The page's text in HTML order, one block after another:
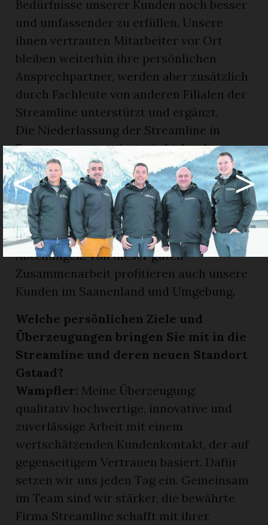
Bedürfnisse unserer Kunden noch besser
und umfassender zu erfüllen. Unsere
ihnen vertrauten Mitarbeiter vor Ort
bleiben weiterhin ihre persönlichen
Ansprechpartner, werden aber zusätzlich
durch Fachleute von anderen Filialen der
Streamline unterstützt und ergänzt.
Die Niederlassung der Streamline in
Feutersoey garantiert wie bisher kurze
Anfahrtswege und Reaktionszeiten.
Streamline gehört schweizweit zu den
wichtigsten Partnern der Swisscom AG
im Bereich ICT und pflegt gute und
persönliche Beziehungen zu deren
Abteilungen. Von dieser guten
Zusammenarbeit profitieren auch unsere
Kunden im Saanenland und Umgebung.
Welche persönlichen Ziele und
Überzeugungen bringen Sie mit in die
Streamline und deren neuen Standort
Gstaad?
Wampfler: Meine Überzeugung:
qualitativ hochwertige, innovative und
zuverlässige Arbeit mit einem
wertschätzenden Kundenkontakt, der auf
gegenseitigem Vertrauen basiert. Dafür
setzen wir uns jeden Tag ein. Gemeinsam
im Team sind wir stärker, die bewährte
Firma Streamline schafft mit ihrer
< >